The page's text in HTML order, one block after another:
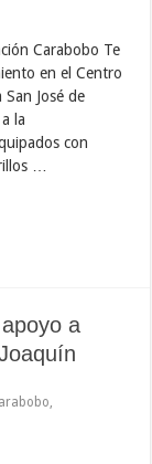
Carabobo Te
en el Centro
José de
la
con
…
a